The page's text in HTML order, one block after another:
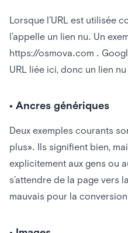
Lorsque l’URL est utilisée
l’appelle un lien nu. Un
https://osmova.com .
URL liée ici, donc un lien nu
• Ancres génériques
Deux exemples courants
plus». Ils signifient bien,
explicitement aux gens ou
s’attendre de la page vers
mauvais pour la